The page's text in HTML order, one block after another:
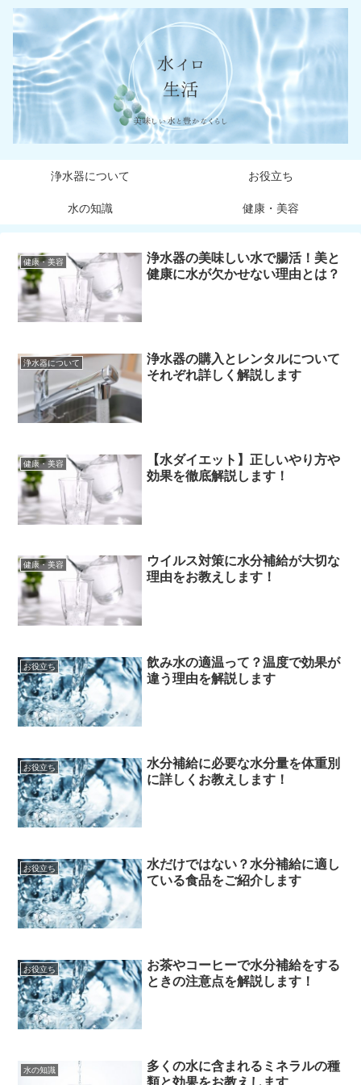
浄水器について お役立ち
水の知識 健康・美容
健康・美容
浄水器の美味しい水で腸活！美と
健康に水が欠かせない理由とは？
浄水器について
浄水器の購入とレンタルについて
それぞれ詳しく解説します
健康・美容
【水ダイエット】正しいやり方や
効果を徹底解説します！
健康・美容
ウイルス対策に水分補給が大切な
理由をお教えします！
お役立ち
飲み水の適温って？温度で効果が
違う理由を解説します
お役立ち
水分補給に必要な水分量を体重別
に詳しくお教えします！
お役立ち
水だけではない？水分補給に適し
ている食品をご紹介します
お役立ち
お茶やコーヒーで水分補給をする
ときの注意点を解説します！
水の知識
多くの水に含まれるミネラルの種